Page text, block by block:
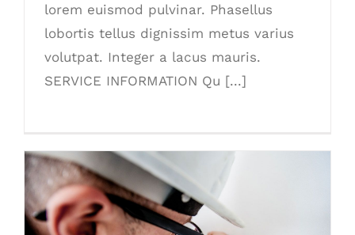
lorem euismod pulvinar. Phasellus
lobortis tellus dignissim metus varius
volutpat. Integer a lacus mauris.
SERVICE INFORMATION Qu [...]